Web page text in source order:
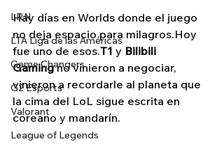
LRN
LTA Liga de las Américas
Game Changers
G2 Esports
Valorant
League of Legends
Hay días en Worlds donde el juego
no deja espacio para milagros.Hoy
fue uno de esos.T1 y Bilibili
Gaming no vinieron a negociar,
vinieron a recordarle al planeta que
la cima del LoL sigue escrita en
coreano y mandarín.